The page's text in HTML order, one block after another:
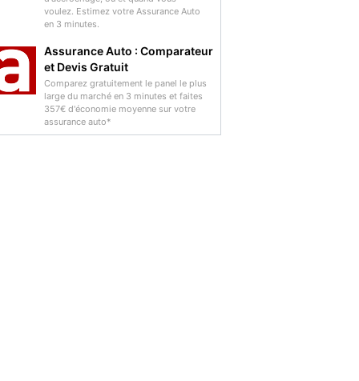
voulez. Estimez votre Assurance Auto
en 3 minutes.
Assurance Auto : Comparateur
et Devis Gratuit
Comparez gratuitement le panel le plus
large du marché en 3 minutes et faites
357€ d'économie moyenne sur votre
assurance auto*